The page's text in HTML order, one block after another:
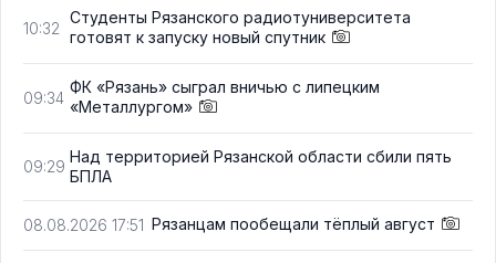
10:32
Студенты Рязанского радиотуниверситета
готовят к запуску новый спутник
09:34
ФК «Рязань» сыграл вничью с липецким
«Металлургом»
09:29
Над территорией Рязанской области сбили пять
БПЛА
08.08.2026 17:51 Рязанцам пообещали тёплый август